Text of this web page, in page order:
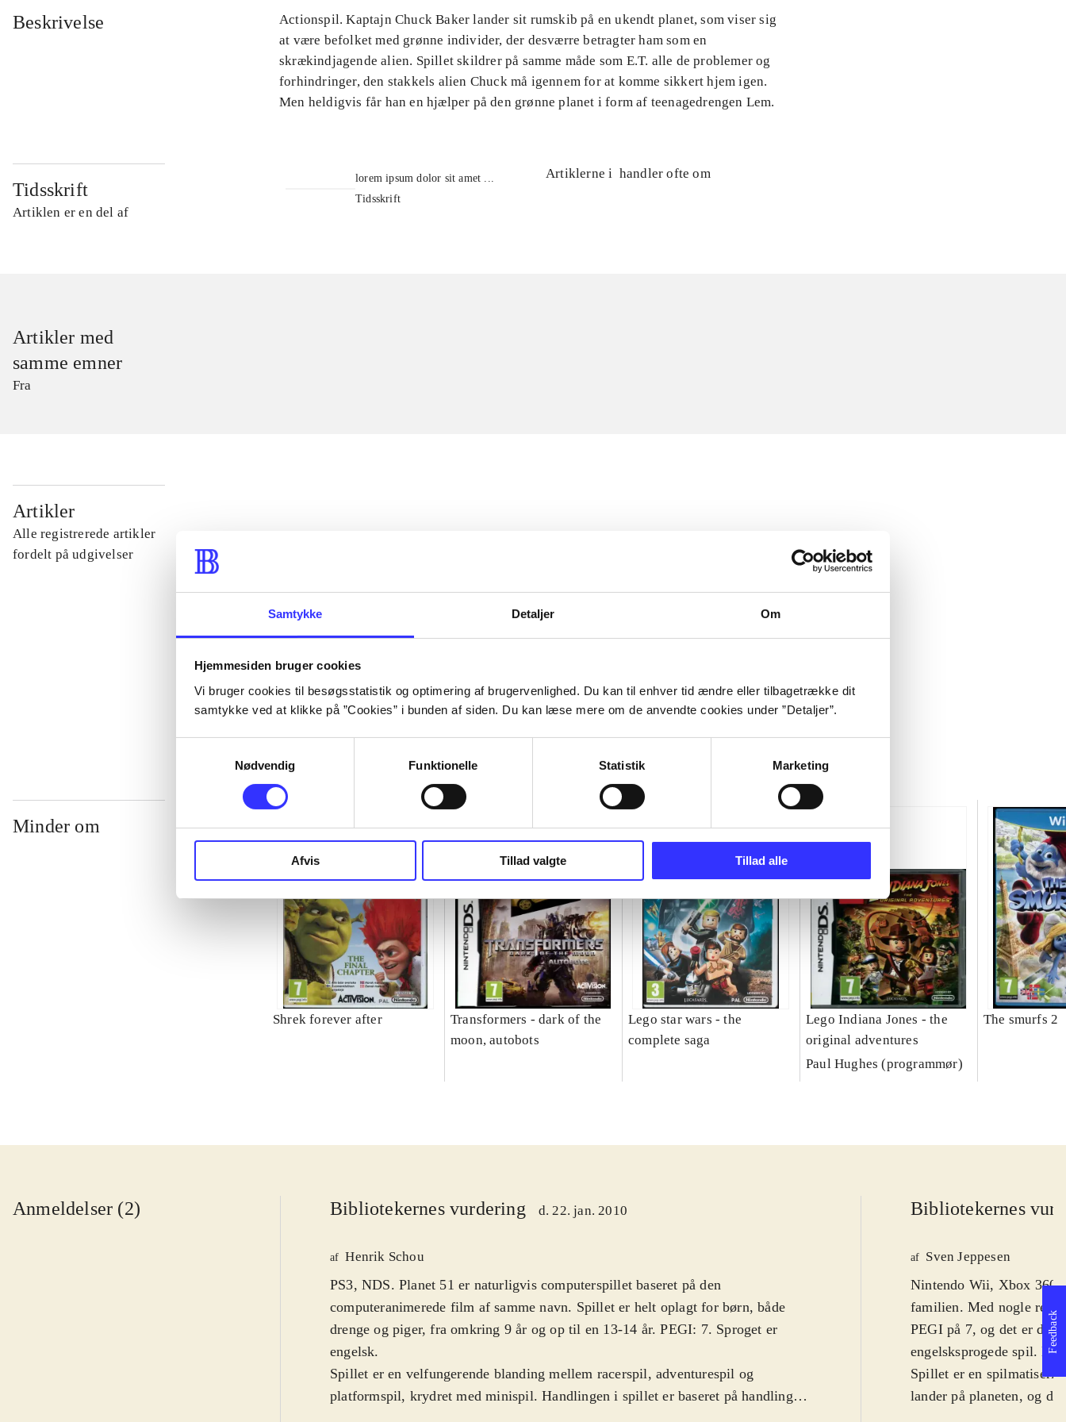
Samtykke Detaljer Om
Hjemmesiden bruger cookies
Vi bruger cookies til besøgsstatistik og optimering af brugervenlighed. Du kan til enhver tid ændre eller tilbagetrække dit
samtykke ved at klikke på ”Cookies” i bunden af siden. Du kan læse mere om de anvendte cookies under ”Detaljer”.
Nødvendig
Funktionelle Statistik Marketing
Afvis Tillad valgte Tillad alle
Beskrivelse
Actionspil. Kaptajn Chuck Baker lander sit rumskib på en ukendt planet, som viser sig
at være befolket med grønne individer, der desværre betragter ham som en
skrækindjagende alien. Spillet skildrer på samme måde som E.T. alle de problemer og
forhindringer, den stakkels alien Chuck må igennem for at komme sikkert hjem igen.
Men heldigvis får han en hjælper på den grønne planet i form af teenagedrengen Lem.
Tidsskrift
Artiklen er en del af
lorem ipsum dolor sit amet ...
Tidsskrift
Artiklerne i handler ofte om
Artikler med
samme emner
Fra
Artikler
Alle registrerede artikler
fordelt på udgivelser
...
Minder om
Shrek forever after
Transformers - dark of the
moon, autobots
Lego star wars - the
complete saga
Lego Indiana Jones - the
original adventures
Paul Hughes (programmør)
The smurfs 2
Anmeldelser (2) Bibliotekernes vurdering d. 22. jan. 2010
af Henrik Schou
PS3, NDS. Planet 51 er naturligvis computerspillet baseret på den
computeranimerede film af samme navn. Spillet er helt oplagt for børn, både
drenge og piger, fra omkring 9 år og op til en 13-14 år. PEGI: 7. Sproget er
engelsk.
Spillet er en velfungerende blanding mellem racerspil, adventurespil og
platformspil, krydret med minispil. Handlingen i spillet er baseret på handlingen
Bibliotekernes
af Sven Jeppesen
Nintendo Wii, Xbox 360.
familien. Med nogle ret
PEGI på 7, og det er da
engelsksprogede spil.
Spillet er en
lander på planeten, og
Feedback